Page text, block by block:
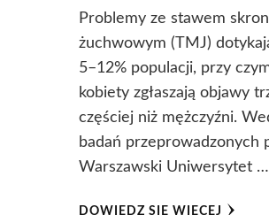
Problemy ze stawem
żuchwowym (TMJ)
5–12% populacji, przy
kobiety zgłaszają objawy
częściej niż mężczyźni.
badań przeprowadzonych
Warszawski Uniwersytet …
DOWIEDZ SIĘ WIĘCEJ